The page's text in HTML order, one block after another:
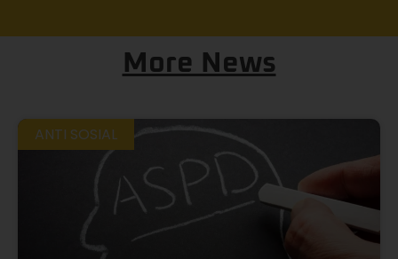
More News
ANTI SOSIAL